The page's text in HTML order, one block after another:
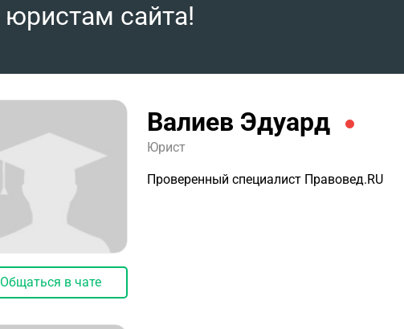
Общаться в чате
Валиев Эдуард
Юрист
Проверенный специалист Правовед.RU
юристам сайта!